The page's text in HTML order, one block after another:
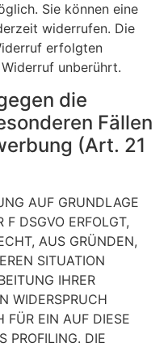
Sie können eine
widerrufen. Die
erfolgten
unberührt.
die
Fällen
(Art. 21
AUF GRUNDLAGE
F DSGVO ERFOLGT,
AUS GRÜNDEN,
SITUATION
IHRER
WIDERSPRUCH
FÜR EIN AUF DIESE
PROFILING. DIE